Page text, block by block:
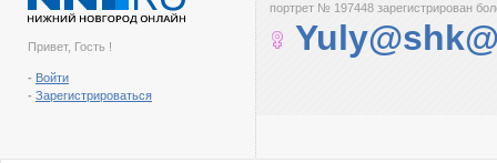
Привет, Гость !
- Войти
- Зарегистрироваться
портрет № 197448 зарегистрирован